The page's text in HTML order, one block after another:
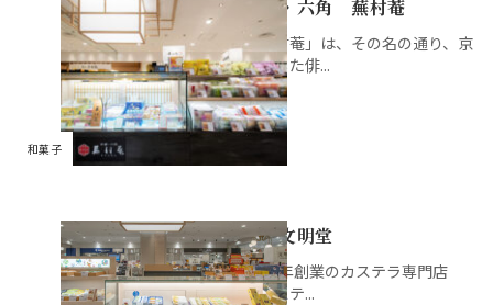
和菓子
京都・六角 蕪村菴
「蕪村菴」は、その名の通り、京
を愛した俳...
銀座文明堂
1900年創業のカステラ専門店
『カステ...